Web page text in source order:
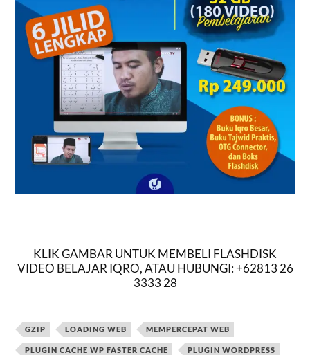
KLIK GAMBAR UNTUK MEMBELI FLASHDISK
VIDEO BELAJAR IQRO, ATAU HUBUNGI: +62813 26
3333 28
GZIP LOADING WEB MEMPERCEPAT WEB
PLUGIN CACHE WP FASTER CACHE PLUGIN WORDPRESS